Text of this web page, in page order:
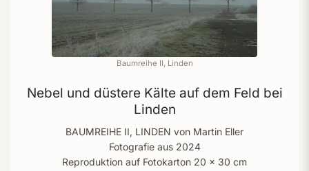
Baumreihe II, Linden
Nebel und düstere Kälte auf dem Feld bei
Linden
BAUMREIHE II, LINDEN von Martin Eller
Fotografie aus 2024
Reproduktion auf Fotokarton 20 x 30 cm